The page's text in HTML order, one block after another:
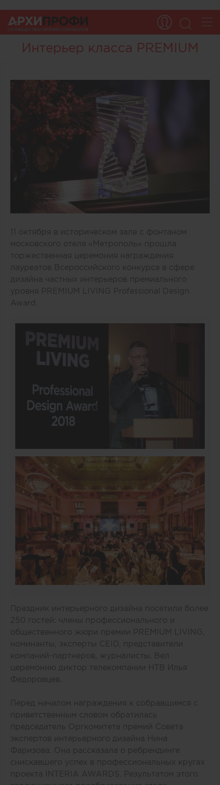
Интерьер класса PREMIUM
11 октября в историческом зале с фонтаном
московского отеля «Метрополь» прошла
торжественная церемония награждения
лауреатов Всероссийского конкурса в сфере
дизайна частных интерьеров премиального
уровня PREMIUM LIVING Professional Design
Award.
Праздник интерьерного дизайна посетили более
250 гостей: члены профессионального и
общественного жюри премии PREMIUM LIVING,
номинанты, эксперты CEID, представители
компаний-партнеров, журналисты. Вел
церемонию диктор телекомпании НТВ Илья
Федоровцев.
Перед началом награждения к собравшимся с
приветственным словом обратилась
председатель Оргкомитета премий Совета
экспертов интерьерного дизайна Нина
Фаризова. Она рассказала о ребрендинге
снискавшего успех в профессиональных кругах
проекта INTERIA AWARDS. Результатом этого